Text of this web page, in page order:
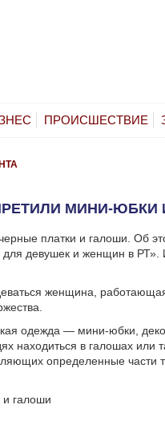
ПРОИСШЕСТВИЕ
МИНИ-ЮБКИ
платки и галоши. Об
для девушек и женщин в РТ».
женщина, работающая
одежда — мини-юбки,
находиться в галошах или
определенные части